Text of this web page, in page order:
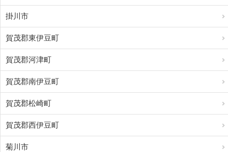
掛川市
賀茂郡東伊豆町
賀茂郡河津町
賀茂郡南伊豆町
賀茂郡松崎町
賀茂郡西伊豆町
菊川市